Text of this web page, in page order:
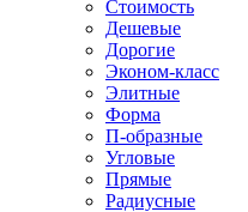
Стоимость
Дешевые
Дорогие
Эконом-класс
Элитные
Форма
П-образные
Угловые
Прямые
Радиусные